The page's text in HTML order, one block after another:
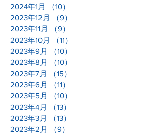
2024年1月
（10）
2023年12月
（9）
2023年11月
（9）
2023年10月
（11）
2023年9月
（10）
2023年8月
（10）
2023年7月
（15）
2023年6月
（11）
2023年5月
（10）
2023年4月
（13）
2023年3月
（13）
2023年2月
（9）